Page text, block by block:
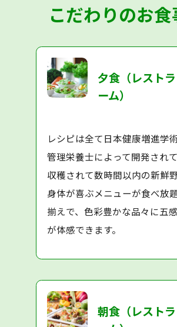
こだわりのお
夕食（レスト
ーム）
レシピは全て日本健康増進学
管理栄養士によって開発されて
収穫されて数時間以内の新鮮
身体が喜ぶメニューが食べ放
揃えで、色彩豊かな品々に五
が体感できます。
朝食（レスト